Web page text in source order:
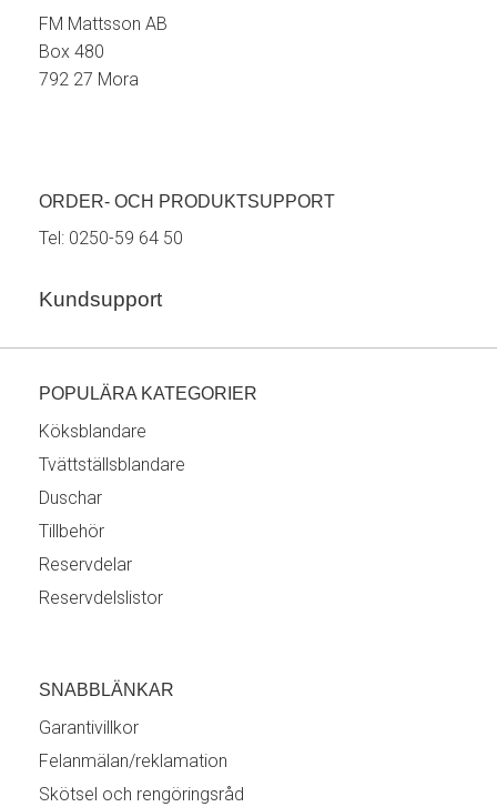
FM Mattsson AB
Box 480
792 27 Mora
ORDER- OCH PRODUKTSUPPORT
Tel: 0250-59 64 50
Kundsupport
POPULÄRA KATEGORIER
Köksblandare
Tvättställsblandare
Duschar
Tillbehör
Reservdelar
Reservdelslistor
SNABBLÄNKAR
Garantivillkor
Felanmälan/reklamation
Skötsel och rengöringsråd